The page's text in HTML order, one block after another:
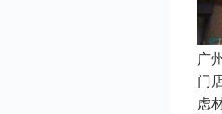
广
门
虑